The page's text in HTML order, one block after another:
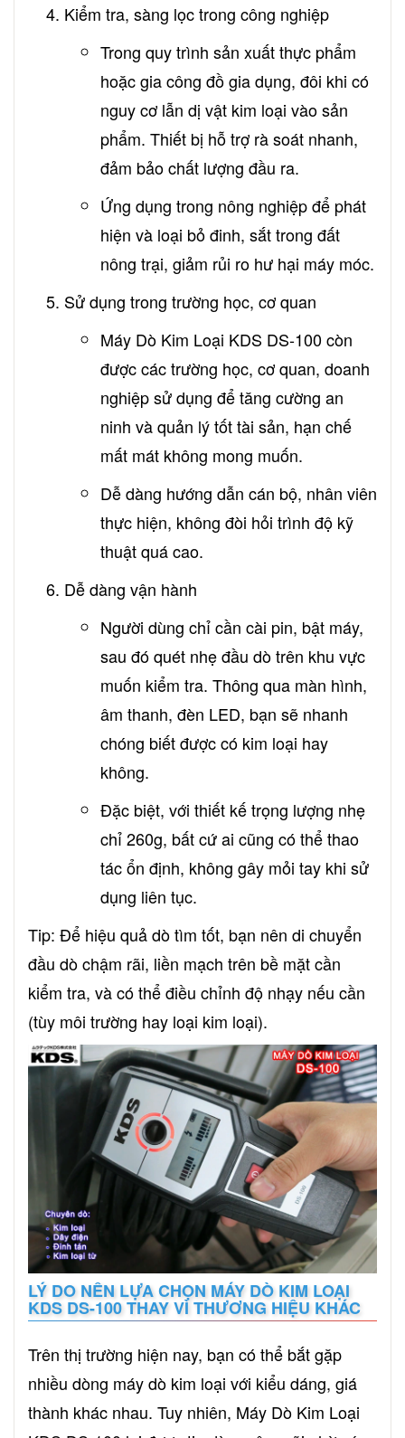
Kiểm tra, sàng lọc trong công nghiệp
Trong quy trình sản xuất thực phẩm
hoặc gia công đồ gia dụng, đôi khi có
nguy cơ lẫn dị vật kim loại vào sản
phẩm. Thiết bị hỗ trợ rà soát nhanh,
đảm bảo chất lượng đầu ra.
Ứng dụng trong nông nghiệp để phát
hiện và loại bỏ đinh, sắt trong đất
nông trại, giảm rủi ro hư hại máy móc.
Sử dụng trong trường học, cơ quan
Máy Dò Kim Loại KDS DS-100 còn
được các trường học, cơ quan, doanh
nghiệp sử dụng để tăng cường an
ninh và quản lý tốt tài sản, hạn chế
mất mát không mong muốn.
Dễ dàng hướng dẫn cán bộ, nhân viên
thực hiện, không đòi hỏi trình độ kỹ
thuật quá cao.
Dễ dàng vận hành
Người dùng chỉ cần cài pin, bật máy,
sau đó quét nhẹ đầu dò trên khu vực
muốn kiểm tra. Thông qua màn hình,
âm thanh, đèn LED, bạn sẽ nhanh
chóng biết được có kim loại hay
không.
Đặc biệt, với thiết kế trọng lượng nhẹ
chỉ 260g, bất cứ ai cũng có thể thao
tác ổn định, không gây mỏi tay khi sử
dụng liên tục.
Tip: Để hiệu quả dò tìm tốt, bạn nên di chuyển
đầu dò chậm rãi, liền mạch trên bề mặt cần
kiểm tra, và có thể điều chỉnh độ nhạy nếu cần
(tùy môi trường hay loại kim loại).
LÝ DO NÊN LỰA CHỌN MÁY DÒ KIM LOẠI
KDS DS-100 THAY VÌ THƯƠNG HIỆU KHÁC
Trên thị trường hiện nay, bạn có thể bắt gặp
nhiều dòng máy dò kim loại với kiểu dáng, giá
thành khác nhau. Tuy nhiên, Máy Dò Kim Loại